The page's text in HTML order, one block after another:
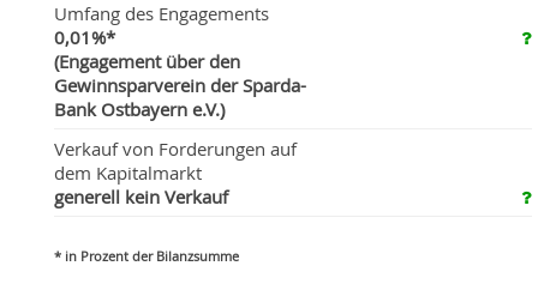
Umfang des Engagements
0,01%*
(Engagement über den
Gewinnsparverein der Sparda-
Bank Ostbayern e.V.)
Verkauf von Forderungen auf
dem Kapitalmarkt
generell kein Verkauf
* in Prozent der Bilanzsumme